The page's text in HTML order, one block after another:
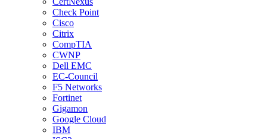
Check Point
Cisco
Citrix
CompTIA
CWNP
Dell EMC
EC-Council
F5 Networks
Fortinet
Gigamon
Google Cloud
IBM